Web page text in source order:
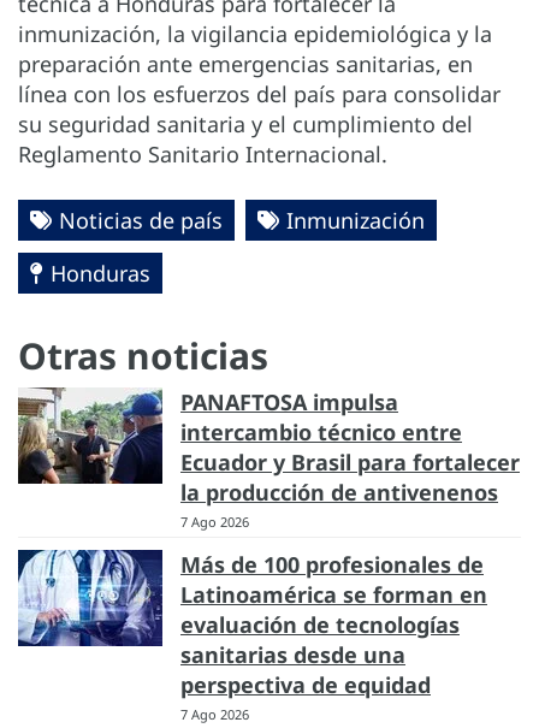
inmunización, la vigilancia epidemiológica y la
preparación ante emergencias sanitarias, en
línea con los esfuerzos del país para consolidar
su seguridad sanitaria y el cumplimiento del
Reglamento Sanitario Internacional.
Noticias de país
Inmunización
Honduras
Otras noticias
PANAFTOSA impulsa
intercambio técnico entre
Ecuador y Brasil para fortalecer
la producción de antivenenos
7 Ago 2026
Más de 100 profesionales de
Latinoamérica se forman en
evaluación de tecnologías
sanitarias desde una
perspectiva de equidad
7 Ago 2026